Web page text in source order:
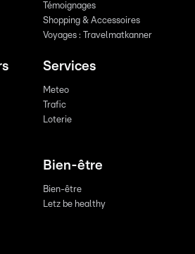
Témoignages
Shopping & Accessoires
Voyages : Travelmatkanner
Services
Meteo
Trafic
Loterie
Bien-être
Bien-être
Letz be healthy